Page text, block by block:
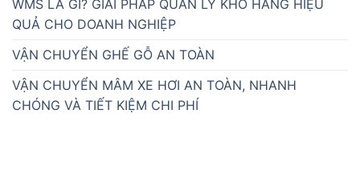
WMS LÀ GÌ? GIẢI PHÁP QUẢN LÝ KHO HÀNG HIỆU
QUẢ CHO DOANH NGHIỆP
VẬN CHUYỂN GHẾ GỖ AN TOÀN
VẬN CHUYỂN MÂM XE HƠI AN TOÀN, NHANH
CHÓNG VÀ TIẾT KIỆM CHI PHÍ